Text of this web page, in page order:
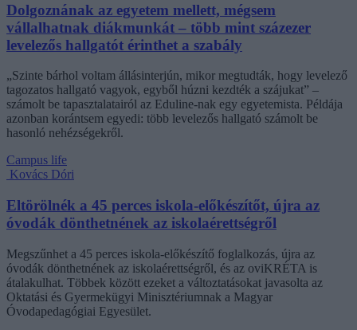
Dolgoznának az egyetem mellett, mégsem
vállalhatnak diákmunkát – több mint százezer
levelezős hallgatót érinthet a szabály
„Szinte bárhol voltam állásinterjún, mikor megtudták, hogy levelező
tagozatos hallgató vagyok, egyből húzni kezdték a szájukat” –
számolt be tapasztalatairól az Eduline-nak egy egyetemista. Példája
azonban korántsem egyedi: több levelezős hallgató számolt be
hasonló nehézségekről.
Campus life
Kovács Dóri
Eltörölnék a 45 perces iskola-előkészítőt, újra az
óvodák dönthetnének az iskolaérettségről
Megszűnhet a 45 perces iskola-előkészítő foglalkozás, újra az
óvodák dönthetnének az iskolaérettségről, és az oviKRÉTA is
átalakulhat. Többek között ezeket a változtatásokat javasolta az
Oktatási és Gyermekügyi Minisztériumnak a Magyar
Óvodapedagógiai Egyesület.